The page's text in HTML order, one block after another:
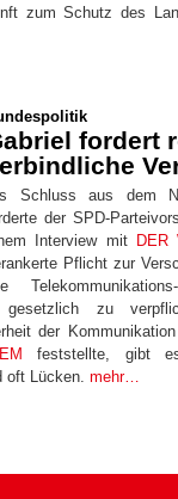
zum Schutz des
fordert
Schluss aus dem
der SPD-
Interview mit DER
Pflicht zur
gesetzlich zu
der
feststellte, gibt
oft Lücken. mehr…